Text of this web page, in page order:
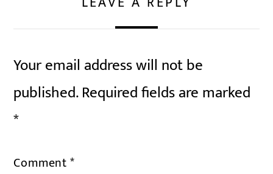
Your email address will not be
published.Required fields are marked
*
Comment*